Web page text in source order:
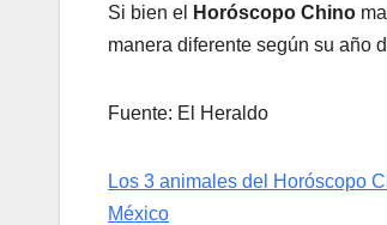
Si bien el Horóscopo Chino
manera diferente según su año
Fuente: El Heraldo
Los 3 animales del Horóscopo
México